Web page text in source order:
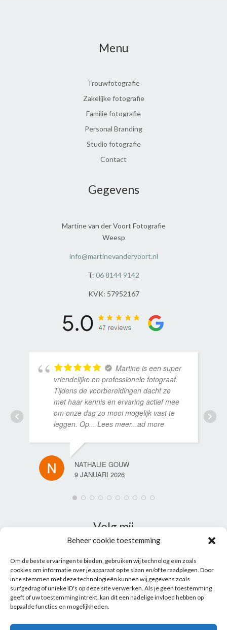
Beheer cookie toestemming
Om de beste ervaringen te bieden, gebruiken wij technologieën zoals
cookies om informatie over je apparaat op te slaan en/of te raadplegen. Door
in te stemmen met deze technologieën kunnen wij gegevens zoals
surfgedrag of unieke ID's op deze site verwerken. Als je geen toestemming
geeft of uw toestemming intrekt, kan dit een nadelige invloed hebben op
bepaalde functies en mogelijkheden.
Menu
Trouwfotografie
Zakelijke fotografie
Familie fotografie
Personal Branding
Studio fotografie
Contact
Gegevens
Martine van der Voort Fotografie
Weesp
info@martinevandervoort.nl
T: 06 8144 9142
KVK: 57952167
Martine is een super
vriendelijke en professionele fotograaf.
Tijdens de voorbereidingen dacht ze
met haar kennis en ervaring actief mee
om onze dag zo mooi mogelijk vast te
leggen. Op... Lees meer...ad more
NATHALIE GOUW
9 JANUARI 2026
Volg mij
Almere familiefotograaf Utrechtfamiliefotograaf Amersfoort familiefotograaf Naarden-
Bussum
familiefotograaf Hilversum
familiefotograaf Hilversum Professioneel fotograaf
professionele trouwfotograafprofessionele bruidsfotograaftrouwfotograaf Weespbruidsfotograaf
Weesp bruidsfotografie Weesp
Personal branding fotograaf Weesp
trouwfotograaf Amsterdam
bruidsfotograaf AmsterdamPersonal branding fotograaf Amsterdam trouwfotograaf Almere
trouwfotografie AlmerePersonal branding fotograaf almere trouwfotograaf Utrecht
huwelijksfotograaf Utrecht bruidsfotograaf Utrecht Personal branding fotograaf Utrecht
trouwfotograaf Amersfoortbruidsfotograaf AmersfoortPersonal branding fotograaf Amersfoort
huwelijksfotograaf Alkmaar bruidsfotograaf Alkmaar
professionele
bedrijfsfotograafbedrijfsfotografie zakelijk portret linkedin foto profielfoto zakelijk